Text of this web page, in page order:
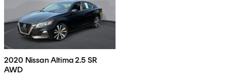
2020 Nissan Altima 2.5 SR
AWD